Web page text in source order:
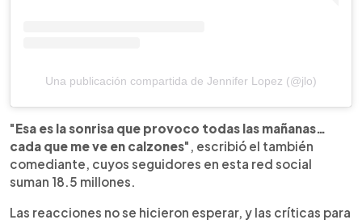
Una publicación compartida de Jennifer Lopez (@jlo)
"Esa es la sonrisa que provoco todas las mañanas…
cada que me ve en calzones", escribió el también
comediante, cuyos seguidores en esta red social
suman 18.5 millones.
Las reacciones no se hicieron esperar, y las críticas para